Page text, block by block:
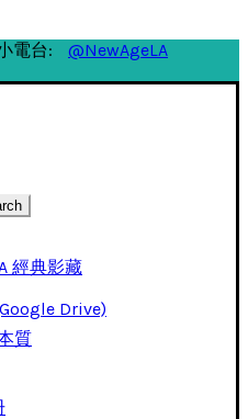
電台:
@NewAgeLA
經典影藏
Drive)
質